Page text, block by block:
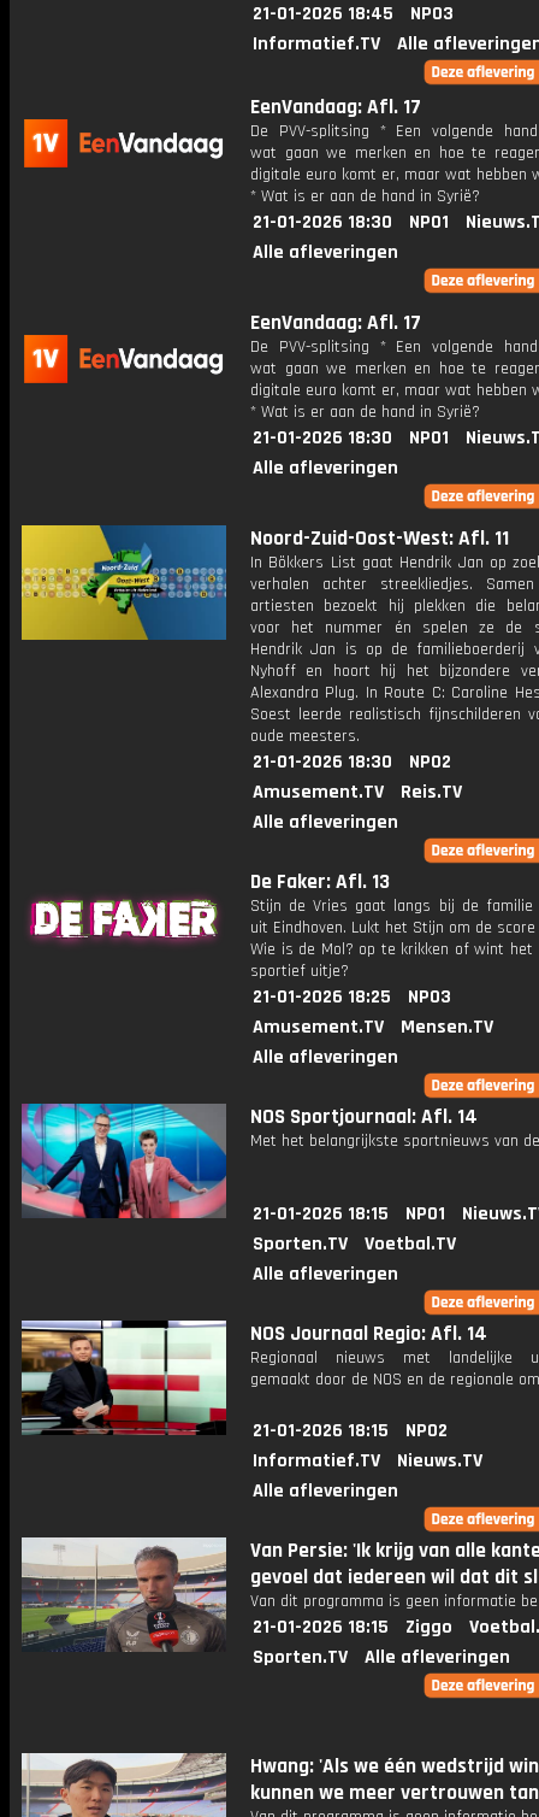
21-01-2026 18:45
NPO3
Informatief.TV
Alle
EenVandaag: Afl. 17
De PVV-splitsing * Een volgende
wat gaan we merken en hoe te
digitale euro komt er, maar wat hebben
* Wat is er aan de hand in Syrië?
21-01-2026 18:30 NPO1
Alle afleveringen
EenVandaag: Afl. 17
De PVV-splitsing * Een volgende
wat gaan we merken en hoe te
digitale euro komt er, maar wat hebben
* Wat is er aan de hand in Syrië?
21-01-2026 18:30 NPO1
Alle afleveringen
Noord-Zuid-Oost-West: Afl. 11
In Bökkers List gaat Hendrik Jan op
verhalen achter streekliedjes.
artiesten bezoekt hij plekken die
voor het nummer én spelen ze de
Hendrik Jan is op de familieboerderij
Nyhoff en hoort hij het bijzondere
Alexandra Plug. In Route C: Caroline
Soest leerde realistisch fijnschilderen
oude meesters.
21-01-2026 18:30
NPO2
Amusement.TV
Reis.TV
Alle afleveringen
De Faker: Afl. 13
Stijn de Vries gaat langs bij de familie
uit Eindhoven. Lukt het Stijn om de score
Wie is de Mol? op te krikken of wint het
sportief uitje?
21-01-2026 18:25
NPO3
Amusement.TV
Mensen.TV
Alle afleveringen
NOS Sportjournaal: Afl. 14
Met het belangrijkste sportnieuws van
21-01-2026 18:15 NPO1
Sporten.TV
Voetbal.TV
Alle afleveringen
NOS Journaal Regio: Afl. 14
Regionaal nieuws met landelijke
gemaakt door de NOS en de regionale
21-01-2026 18:15
NPO2
Informatief.TV
Nieuws.TV
Alle afleveringen
Van Persie: 'Ik krijg van alle
gevoel dat iedereen wil dat dit
Van dit programma is geen informatie
21-01-2026 18:15 Ziggo
Sporten.TV
Alle afleveringen
Hwang: 'Als we één wedstrijd
kunnen we meer vertrouwen